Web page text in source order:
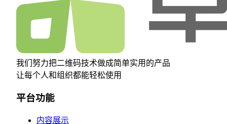
我们努力把二维码技术做成简单实用的产品
让每个人和组织都能轻松使用
平台功能
内容展示